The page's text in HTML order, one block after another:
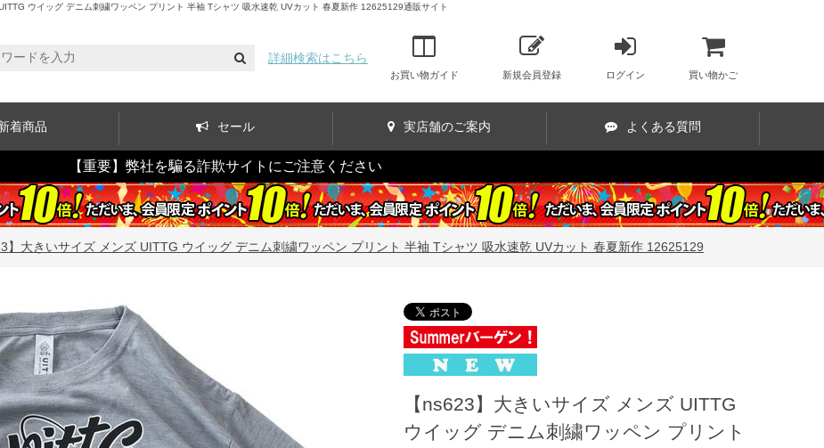
ウイッグ デニム刺繍ワッペン プリント 半袖 Tシャツ 吸水速乾 UVカット 春夏新作 12625129通販サイト
詳細検索はこちら
お買い物ガイド 新規会員登録 ログイン 買い物かご
着商品 セール 実店舗のご案内 よくある質問
【重要】弊社を騙る詐欺サイトにご注意ください
】大きいサイズ メンズ UITTG ウイッグ デニム刺繍ワッペン プリント 半袖 Tシャツ 吸水速乾 UVカット 春夏新作 12625129
【ns623】大きいサイズ メンズ UITTG
ウイッグ デニム刺繍ワッペン プリント